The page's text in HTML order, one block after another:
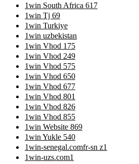
1win South Africa 617
1win Tj 69
1win Turkiye
1win uzbekistan
1win Vhod 175
1win Vhod 249
1win Vhod 575
1win Vhod 650
1win Vhod 677
1win Vhod 801
1win Vhod 826
1win Vhod 855
1win Website 869
1win Yukle 540
1win-senegal.comfr-sn z1
1win-uzs.com1